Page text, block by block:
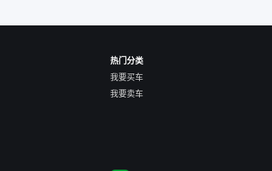
热门分类
我要买车
我要卖车